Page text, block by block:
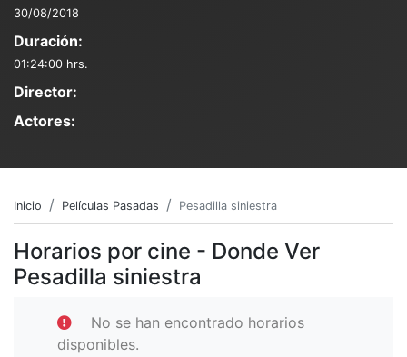
30/08/2018
Duración:
01:24:00 hrs.
Director:
Actores:
Inicio Películas Pasadas Pesadilla siniestra
Horarios por cine - Donde Ver
Pesadilla siniestra
No se han encontrado horarios
disponibles.